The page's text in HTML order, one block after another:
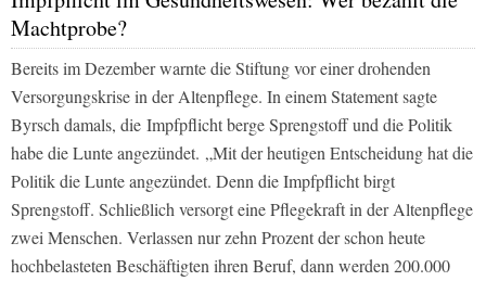
Machtprobe?
Bereits im Dezember warnte die Stiftung vor einer drohenden
Versorgungskrise in der Altenpflege. In einem Statement sagte
Byrsch damals, die Impfpflicht berge Sprengstoff und die Politik
habe die Lunte angezündet. „Mit der heutigen Entscheidung hat die
Politik die Lunte angezündet. Denn die Impfpflicht birgt
Sprengstoff. Schließlich versorgt eine Pflegekraft in der Altenpflege
zwei Menschen. Verlassen nur zehn Prozent der schon heute
hochbelasteten Beschäftigten ihren Beruf, dann werden 200.000